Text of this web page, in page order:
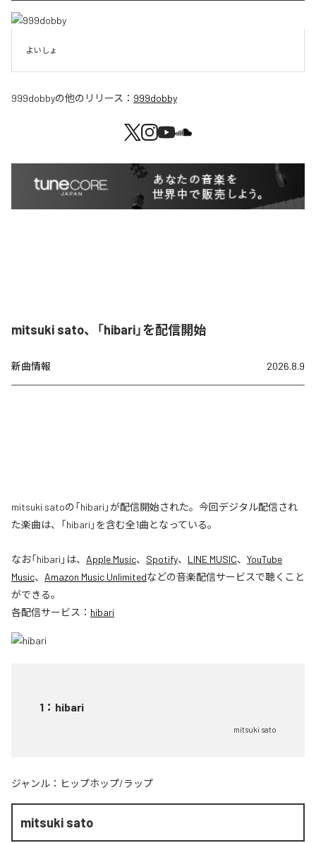
よいしょ
999dobbyの他のリリース： 999dobby
mitsuki sato、「hibari」を配信開始
新曲情報 2026.8.9
mitsuki satoの「hibari」が配信開始された。今回デジタル配信され
た楽曲は、「hibari」を含む全1曲となっている。
なお「hibari 」は、 Apple Music、 Spotify、 LINE MUSIC、 YouTube
Music、 Amazon Music Unlimitedなどの音楽配信サービスで聴くこと
ができる。
各配信サービス： hibari
1 ： hibari
mitsuki sato
ジャンル： ヒップホップ/ラップ
mitsuki sato